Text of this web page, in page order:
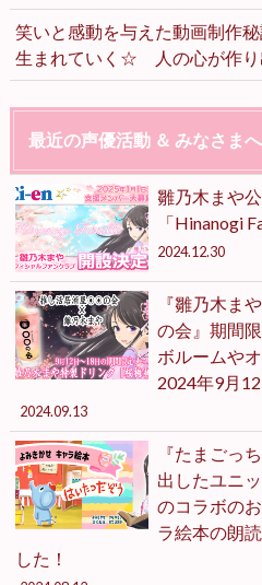
笑いと感動を与えた動画制作
生まれていく☆ 人の心が作り
最近の声優活動 ＆ みなさま
雛乃木まや
「Hinanogi
2024.12.30
『雛乃木ま
の会』期間
ボルームや
2024年9月
2024.09.13
『たまごっ
出したユニ
のコラボの
ラ絵本の朗
した！